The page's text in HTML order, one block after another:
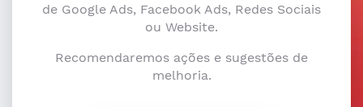
de Google Ads, Facebook Ads, Redes Sociais
ou Website.
Recomendaremos ações e sugestões de
melhoria.